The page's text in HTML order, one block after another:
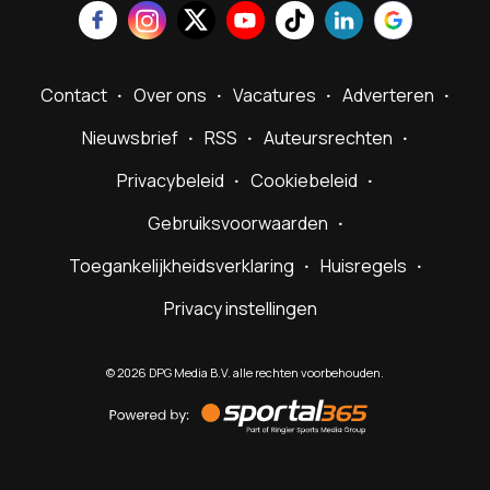
Contact Over ons Vacatures
Adverteren
Nieuwsbrief
RSS
Auteursrechten
Privacybeleid
Cookiebeleid
Gebruiksvoorwaarden
Toegankelijkheidsverklaring
Huisregels
Privacy instellingen
©2026 DPG Media B.V. alle rechten voorbehouden.
by
Sportal365